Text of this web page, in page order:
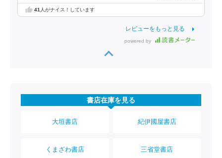
41人がナイス！しています
レビューをもっと見る
powered by
書店在庫を見る
大垣書店 紀伊國屋書店
くまざわ書店 三省堂書店